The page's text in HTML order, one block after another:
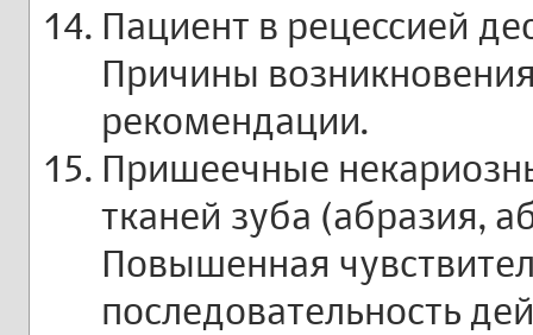
Пациент в рецессией
Причины
рекомендации.
Пришеечные
тканей зуба (абразия,
Повышенная
последовательность